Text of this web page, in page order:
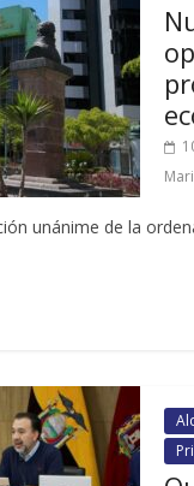
unánime de la